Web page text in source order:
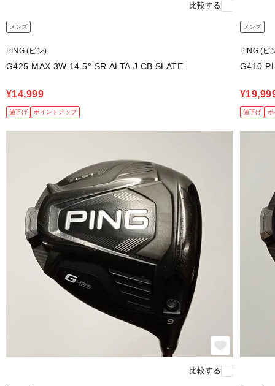
比較する
メンズ
PING (ピン)
G425 MAX 3W 14.5° SR ALTA J CB SLATE
¥14,999
値下げ ポイントアップ
メンズ
PING (ピ
値下げ
比較する